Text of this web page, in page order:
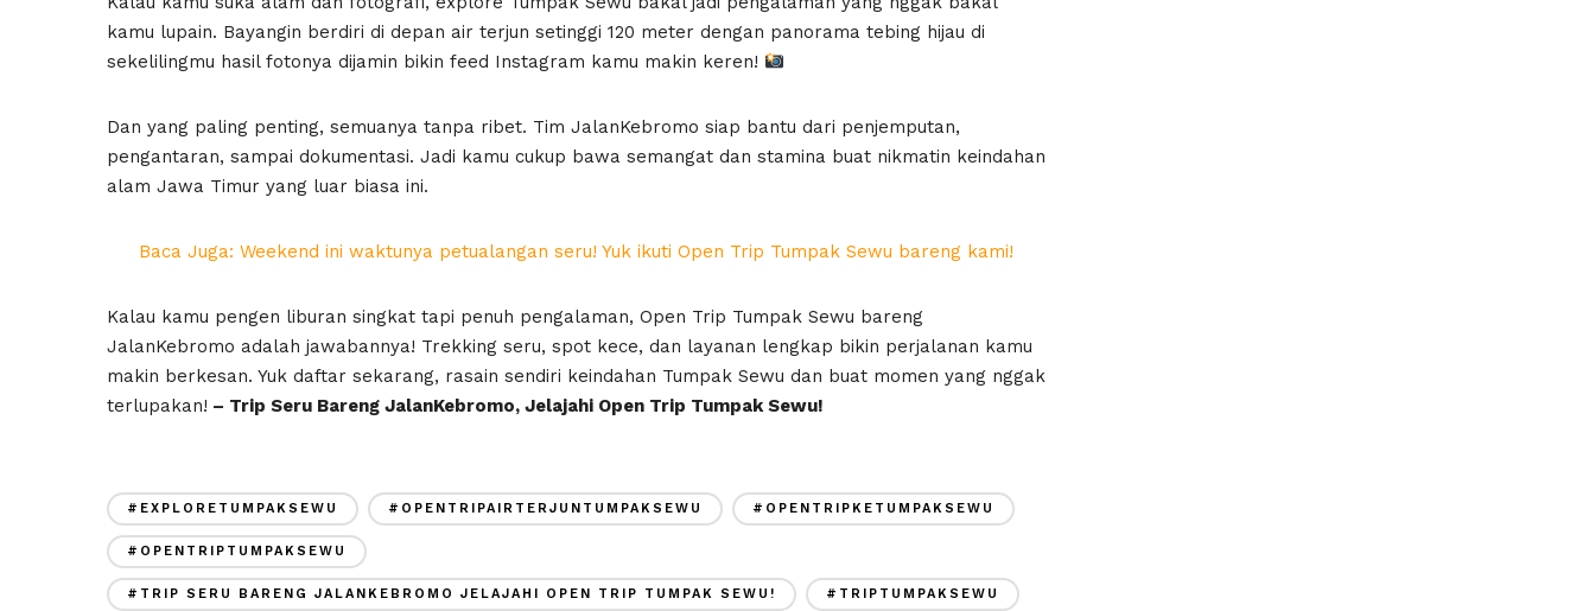
kamu lupain. Bayangin berdiri di depan air terjun setinggi 120 meter dengan panorama tebing hijau di
sekelilingmu hasil fotonya dijamin bikin feed Instagram kamu makin keren!
Dan yang paling penting, semuanya tanpa ribet. Tim JalanKebromo siap bantu dari penjemputan,
pengantaran, sampai dokumentasi. Jadi kamu cukup bawa semangat dan stamina buat nikmatin keindahan
alam Jawa Timur yang luar biasa ini.
Baca Juga: Weekend ini waktunya petualangan seru! Yuk ikuti Open Trip Tumpak Sewu bareng kami!
Kalau kamu pengen liburan singkat tapi penuh pengalaman, Open Trip Tumpak Sewu bareng
JalanKebromo adalah jawabannya! Trekking seru, spot kece, dan layanan lengkap bikin perjalanan kamu
makin berkesan. Yuk daftar sekarang, rasain sendiri keindahan Tumpak Sewu dan buat momen yang nggak
terlupakan! – Trip Seru Bareng JalanKebromo, Jelajahi Open Trip Tumpak Sewu!
#EXPLORETUMPAKSEWU #OPENTRIPAIRTERJUNTUMPAKSEWU #OPENTRIPKETUMPAKSEWU
#OPENTRIPTUMPAKSEWU
#TRIP SERU BARENG JALANKEBROMO JELAJAHI OPEN TRIP TUMPAK SEWU! #TRIPTUMPAKSEWU